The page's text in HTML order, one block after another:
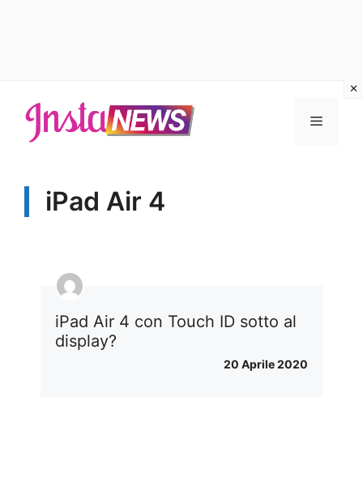
contenuto
Menu
iPad Air 4
iPad Air 4 con Touch ID sotto al
display?
20 Aprile 2020